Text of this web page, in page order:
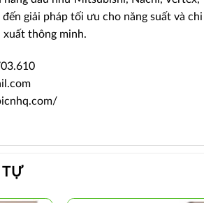
giải pháp tối ưu cho năng suất và
xuất thông minh.
TỰ